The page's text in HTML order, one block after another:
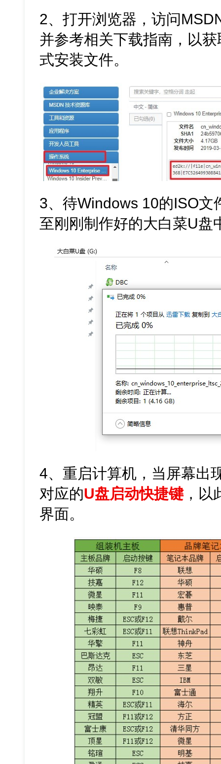
2、打开浏览器，访问
并参考相关下载指南，以
式安装文件。
3、待Windows 10的ISO文
至刚刚制作好的大白菜U盘
4、重启计算机，当屏幕出
对应的U盘启动快捷键，以
界面。